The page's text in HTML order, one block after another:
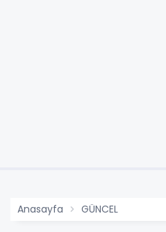
Anasayfa GÜNCEL